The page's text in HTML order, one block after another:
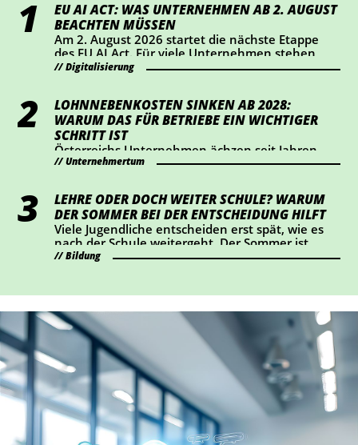
EU AI ACT: WAS UNTERNEHMEN AB 2. AUGUST
BEACHTEN MÜSSEN
Am 2. August 2026 startet die nächste Etappe
des EU AI Act. Für viele Unternehmen stehen
dabei vor allem Transparenz und Kennzeichnung
sollte jetzt prüfen, ob Handlungsbedarf besteht.
Digitalisierung
LOHNNEBENKOSTEN SINKEN AB 2028:
WARUM DAS FÜR BETRIEBE EIN WICHTIGER
SCHRITT IST
Österreichs Unternehmen ächzen seit Jahren
unter hohen Lohnnebenkosten. Die
bedeutet eine Entlastung von rund 2 Mrd. Euro
für Österreichs Betriebe. Wir haben
nachgerechnet, wie sich das konkret auswirkt.
Unternehmertum
LEHRE ODER DOCH WEITER SCHULE? WARUM
DER SOMMER BEI DER ENTSCHEIDUNG HILFT
Viele Jugendliche entscheiden erst spät, wie es
nach der Schule weitergeht. Der Sommer ist
ideal, um Lehrberufe auszuprobieren und Fragen
Bildung